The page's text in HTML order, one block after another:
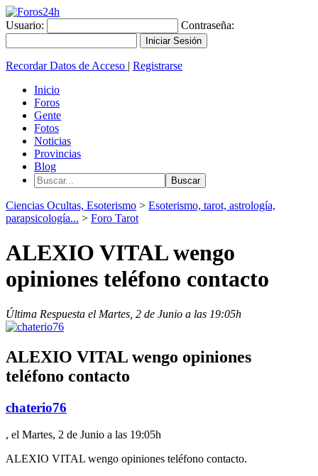
Usuario: Contraseña:
Recordar Datos de Acceso | Registrarse
Inicio
Foros
Gente
Fotos
Noticias
Provincias
Blog
Ciencias Ocultas, Esoterismo > Esoterismo, tarot, astrología,
parapsicología... > Foro Tarot
ALEXIO VITAL wengo
opiniones teléfono contacto
Última Respuesta el Martes, 2 de Junio a las 19:05h
ALEXIO VITAL wengo opiniones
teléfono contacto
chaterio76
, el Martes, 2 de Junio a las 19:05h
ALEXIO VITAL wengo opiniones teléfono contacto.